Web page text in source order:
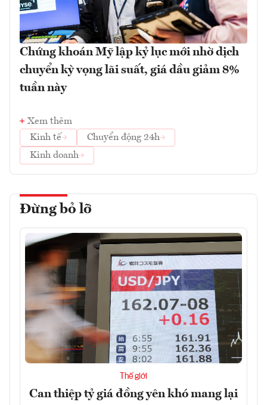
Chứng khoán Mỹ lập kỷ lục mới nhờ dịch
chuyển kỳ vọng lãi suất, giá dầu giảm 8%
tuần này
Xem thêm
Kinh tế
Chuyển động 24h
Kinh doanh
Đừng bỏ lỡ
Thế giới
Can thiệp tỷ giá đồng yên khó mang lại